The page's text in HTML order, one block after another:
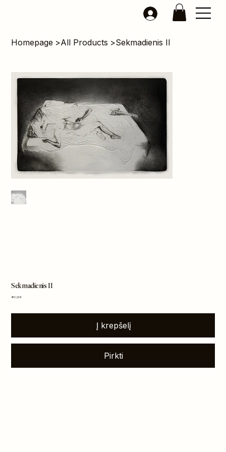
Homepage >All Products >Sekmadienis II
Sekmadienis II
Kaina
450,00 €
Į krepšelį
Pirkti